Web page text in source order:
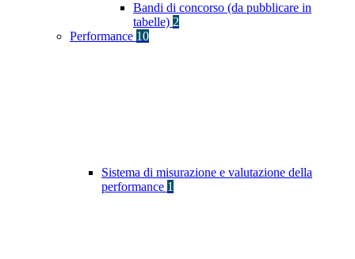
Bandi di concorso (da pubblicare in
tabelle) 2
Performance 10
Sistema di misurazione e valutazione della
performance 1